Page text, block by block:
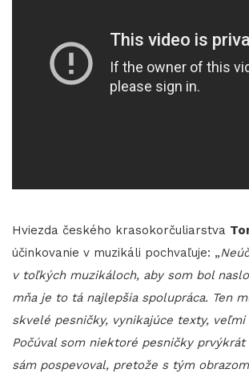
Hviezda českého krasokorčuliarstva
účinkovanie v muzikáli pochvaľuje: „
v toľkých muzikáloch, aby som bol
mňa je to tá najlepšia spolupráca. Ten
skvelé pesničky, vynikajúce texty,
Počúval som niektoré pesničky
sám pospevoval, pretože s tým